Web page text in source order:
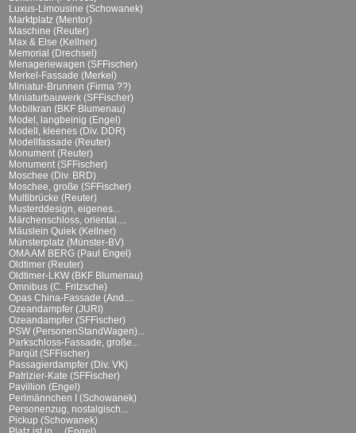
Luxus-Limousine (Schowanek)
Marktplatz (Mentor)
Maschine (Reuter)
Max & Else (Kellner)
Memorial (Drechsel)
Menageriewagen (SFFischer)
Merkel-Fassade (Merkel)
Miniatur-Brunnen (Firma ??)
Miniaturbauwerk (SFFischer)
Mobilkran (BKF Blumenau)
Model, langbeinig (Engel)
Modell, kleenes (Div. DDR)
Modellfassade (Reuter)
Monument (Reuter)
Monument (SFFischer)
Moschee (Div. BRD)
Moschee, große (SFFischer)
Multibrücke (Reuter)
Musterddesign, eigenes...
Märchenschloss, oriental....
Mäuslein Quiek (Kellner)
Münsterplatz (Münster-BV)
OMA AM BERG (Paul Engel)
Oldtimer (Reuter)
Oldtimer-LKW (BKF Blumenau)
Omnibus (C. Fritzsche)
Opas China-Fassade (And....
Ozeandampfer (JURI)
Ozeandampfer (SFFischer)
PSW (PersonenStandWagen)...
Parkschloss-Fassade, große...
Parqüt (SFFischer)
Passagierdampfer (Div. VK)
Patrizier-Kate (SFFischer)
Pavillion (Engel)
Perlmännchen I (Schowanek)
Personenzug, nostalgisch...
Pickup (Schowanek)